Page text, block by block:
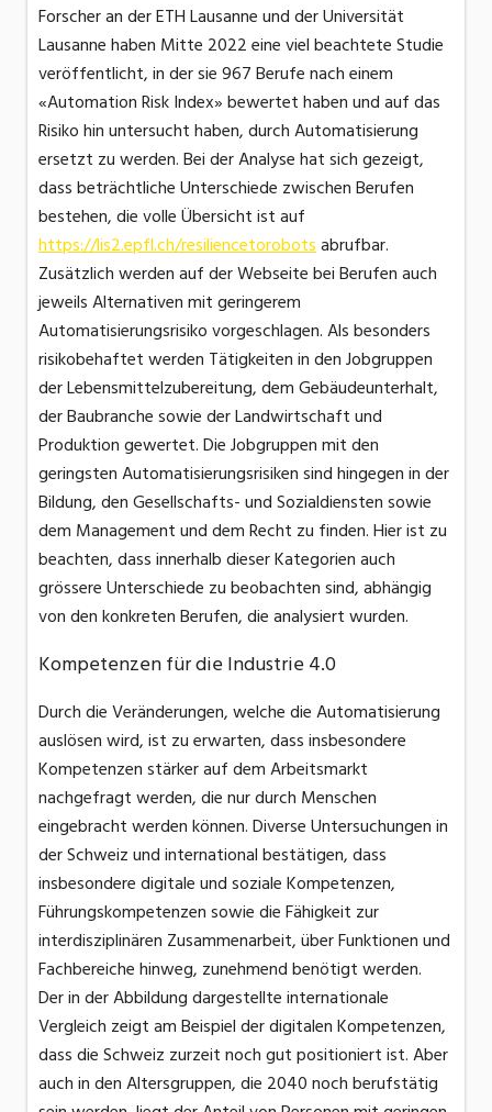
Forscher an der ETH Lausanne und der Universität
Lausanne haben Mitte 2022 eine viel beachtete Studie
veröffentlicht, in der sie 967 Berufe nach einem
«Automation Risk Index» bewertet haben und auf das
Risiko hin untersucht haben, durch Automatisierung
ersetzt zu werden. Bei der Analyse hat sich gezeigt,
dass beträchtliche Unterschiede zwischen Berufen
bestehen, die volle Übersicht ist auf
https://lis2.epfl.ch/resiliencetorobotsabrufbar.
Zusätzlich werden auf der Webseite bei Berufen auch
jeweils Alternativen mit geringerem
Automatisierungsrisiko vorgeschlagen. Als besonders
risikobehaftet werden Tätigkeiten in den Jobgruppen
der Lebensmittelzubereitung, dem Gebäudeunterhalt,
der Baubranche sowie der Landwirtschaft und
Produktion gewertet. Die Jobgruppen mit den
geringsten Automatisierungsrisiken sind hingegen in der
Bildung, den Gesellschafts- und Sozialdiensten sowie
dem Management und dem Recht zu finden. Hier ist zu
beachten, dass innerhalb dieser Kategorien auch
grössere Unterschiede zu beobachten sind, abhängig
von den konkreten Berufen, die analysiert wurden.
Kompetenzen für die Industrie 4.0
Durch die Veränderungen, welche die Automatisierung
auslösen wird, ist zu erwarten, dass insbesondere
Kompetenzen stärker auf dem Arbeitsmarkt
nachgefragt werden, die nur durch Menschen
eingebracht werden können. Diverse Untersuchungen in
der Schweiz und international bestätigen, dass
insbesondere digitale und soziale Kompetenzen,
Führungskompetenzen sowie die Fähigkeit zur
interdisziplinären Zusammenarbeit, über Funktionen und
Fachbereiche hinweg, zunehmend benötigt werden.
Der in der Abbildung dargestellte internationale
Vergleich zeigt am Beispiel der digitalen Kompetenzen,
dass die Schweiz zurzeit noch gut positioniert ist. Aber
auch in den Altersgruppen, die 2040 noch berufstätig